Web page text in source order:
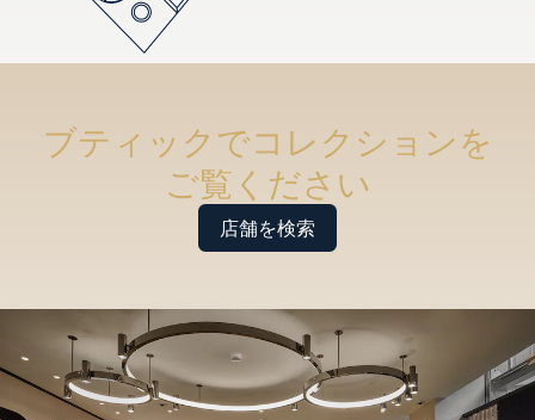
ブティックでコレクションを
ご覧ください
店舗を検索